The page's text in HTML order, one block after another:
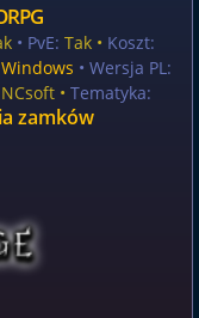
• PvE: Tak • Koszt:
• Wersja PL:
NCsoft • Tematyka:
zamków